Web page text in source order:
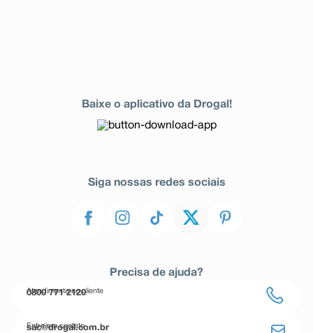
Baixe o aplicativo da Drogal!
Siga nossas redes sociais
Precisa de ajuda?
Atendimento ao cliente
0800 771 2120
Entre em contato
sac@drogal.com.br